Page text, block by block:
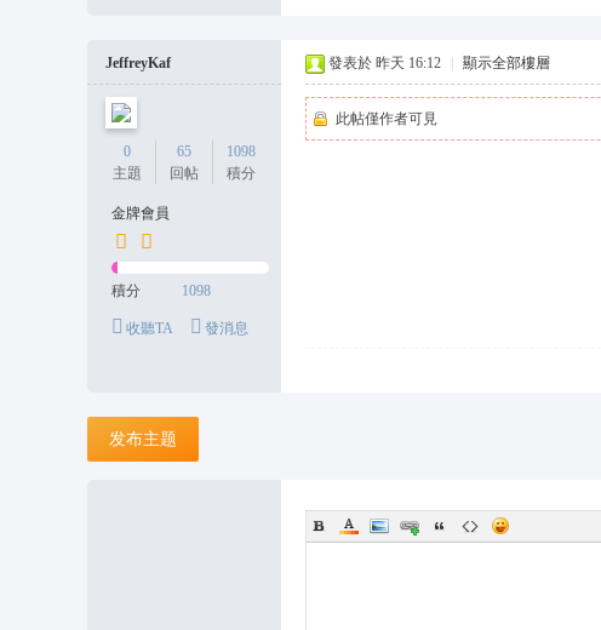
JeffreyKaf
0
主題
65
回帖
1098
積分
金牌會員
積分 1098
收聽TA 發消息
發表於 昨天 16:12 顯示全部樓層
此帖僅作者可見
发布主题